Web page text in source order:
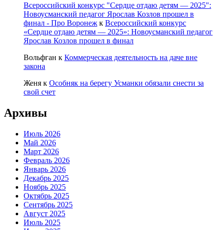
Всероссийский конкурс "Сердце отдаю детям — 2025":
Новоусманский педагог Ярослав Козлов прошел в
финал - Про Воронеж к Всероссийский конкурс
«Сердце отдаю детям — 2025»: Новоусманский педагог
Ярослав Козлов прошел в финал
Вольфган к Коммерческая деятельность на даче вне
закона
Женя к Особняк на берегу Усманки обязали снести за
свой счет
Архивы
Июль 2026
Май 2026
Март 2026
Февраль 2026
Январь 2026
Декабрь 2025
Ноябрь 2025
Октябрь 2025
Сентябрь 2025
Август 2025
Июль 2025